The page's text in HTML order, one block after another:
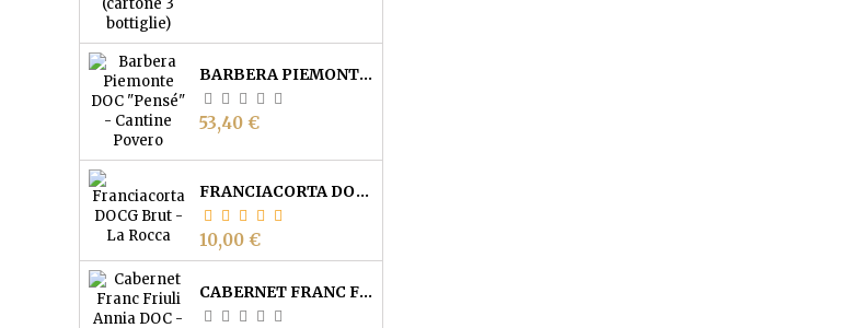
BARBERA PIEMONTE DOC "PENSÉ" - CANTINE POVERO
Prezzo
53,40 €
FRANCIACORTA DOCG BRUT - CANTINA LA ROCCA
Prezzo
10,00 €
CABERNET FRANC FRIULI ANNIA DOC - CASALI AURELIA